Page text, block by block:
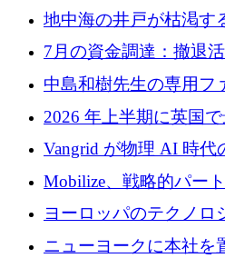
Verb Ventures から追加
地中海の井戸が枯渇す
は空気から飲料水を作
7月の資金調達：撤退
の新興企業が86億ユー
中島和樹先生の専用フ
い評価を得ています！
年を記念して、受講生
されました！
2026 年上半期に英国
ノロジー企業
Vangrid が物理 AI 時代
ジェンス ネットワーク
万ドルのシードを調達
Mobilize、戦略的パー
信ソフトウェア会社を
ヨーロッパのテクノロ
額 8 億 7,800 万ユーロ
ニューヨークに本社を